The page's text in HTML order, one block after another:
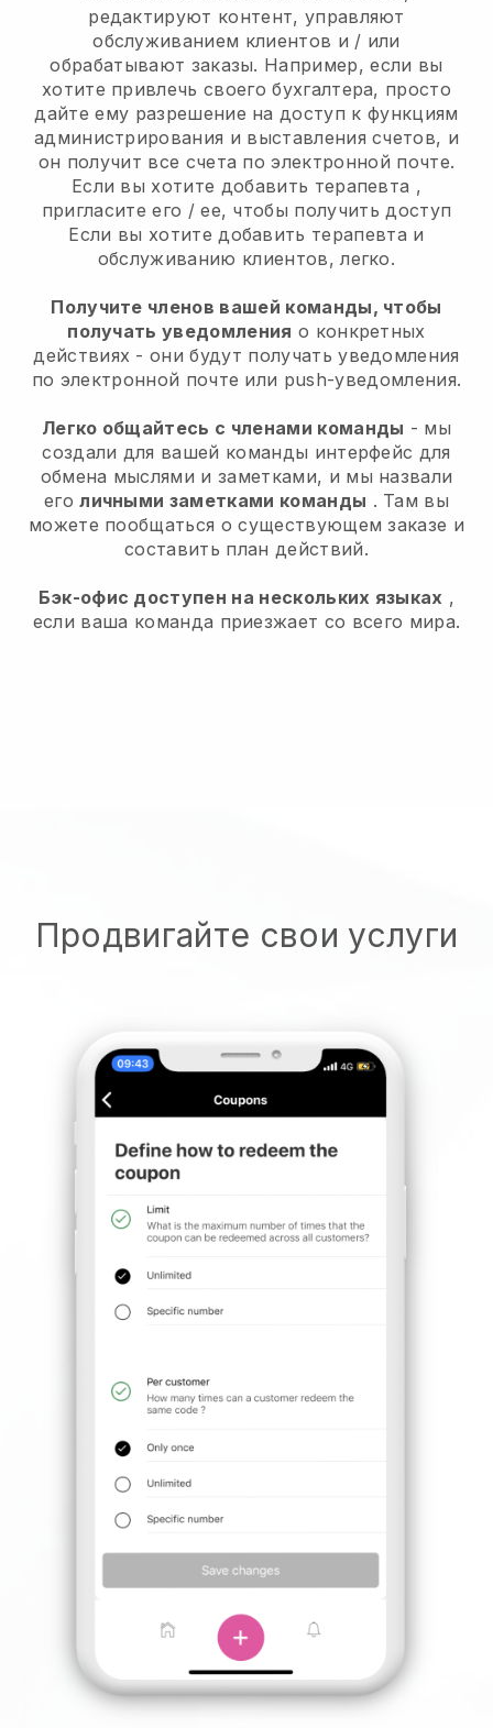
редактируют контент, управляют
обслуживанием клиентов и / или
обрабатывают заказы. Например, если вы
хотите привлечь своего бухгалтера, просто
дайте ему разрешение на доступ к функциям
администрирования и выставления счетов, и
он получит все счета по электронной почте.
Если вы хотите добавить терапевта ,
пригласите его / ее, чтобы получить доступ
Если вы хотите добавить терапевта и
обслуживанию клиентов, легко.
Получите членов вашей команды, чтобы
получать уведомления о конкретных
действиях - они будут получать уведомления
по электронной почте или push-уведомления.
Легко общайтесь с членами команды - мы
создали для вашей команды интерфейс для
обмена мыслями и заметками, и мы назвали
еголичными заметками команды . Там вы
можете пообщаться о существующем заказе и
составить план действий.
Бэк-офис доступен на нескольких языках ,
если ваша команда приезжает со всего мира.
Продвигайте свои услуги